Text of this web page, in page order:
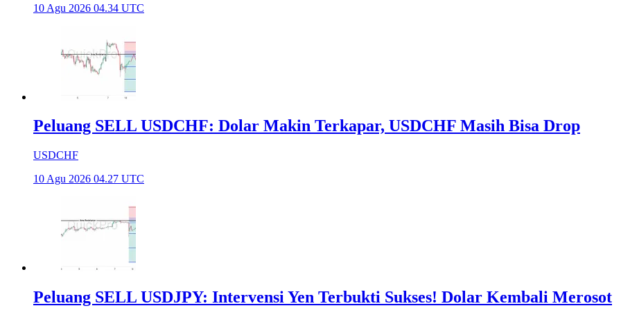
10 Agu 2026 04.34 UTC
Peluang SELL USDCHF: Dolar Makin Terkapar, USDCHF Masih Bisa Drop
USDCHF
10 Agu 2026 04.27 UTC
Peluang SELL USDJPY: Intervensi Yen Terbukti Sukses! Dolar Kembali Merosot